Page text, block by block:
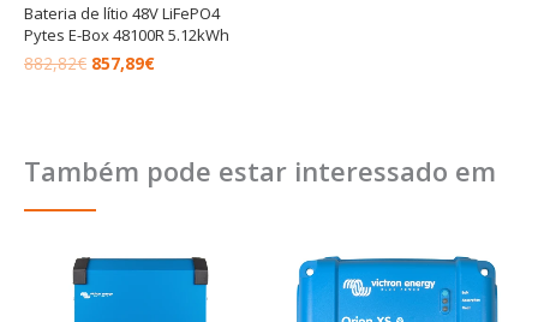
Bateria de lítio 48V LiFePO4
Pytes E-Box 48100R 5.12kWh
882,82€ 857,89€
Também pode estar interessado em